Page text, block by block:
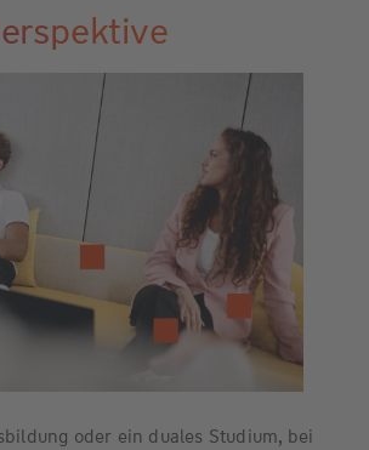
oder ein duales Studium, bei